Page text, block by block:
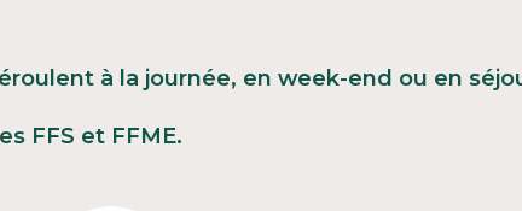
à la journée, en week-end ou en
FFS et FFME.